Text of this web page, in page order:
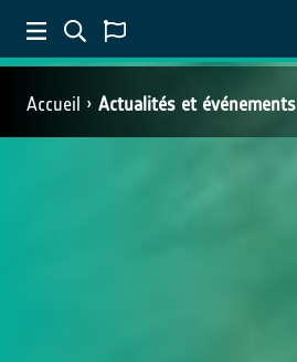
Accueil Actualités et événements